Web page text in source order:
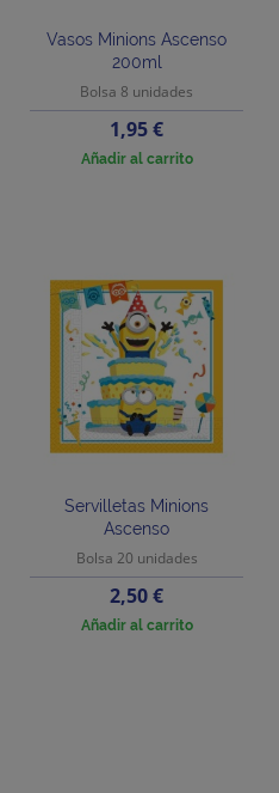
Vasos Minions Ascenso
200ml
Bolsa 8 unidades
Precio
1,95 €
Añadir al carrito
Servilletas Minions
Ascenso
Bolsa 20 unidades
Precio
2,50 €
Añadir al carrito